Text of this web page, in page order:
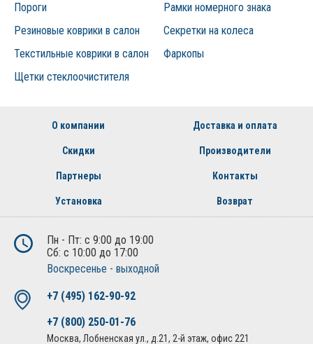
Утеплитель автомобильных двигателей применяется в
условиях агрессивных химических сред. В частности,
техническими жидкостями и топливом
Утеплитель помещается в моторный отсек, где
утеплителя непременно должны входить экологичные
материалы. К тому же, требуется предотвратить
воздухозаборник, обезопасив таким образом легкие
ткань должна быть плотной и без задиров.
двигателя следует использовать для сбережения
тепла под капотом. Эксплуатировать утеплитель,
несоответствующий размерам вашего моторного
отсека не эффективно. Любые щели сделают работу
Функционирование с утеплителем предусматривает
Пороги
Рамки номерного знака
Резиновые коврики в салон
Секретки на колеса
Текстильные коврики в салон
Фаркопы
Щетки стеклоочистителя
О компании Доставка и оплата
Скидки Производители
Партнеры Контакты
Установка Возврат
Пн - Пт: с 9:00 до 19:00
Сб: с 10:00 до 17:00
Воскресенье - выходной
+7 (495) 162-90-92
+7 (800) 250-01-76
Москва, Лобненская ул., д.21, 2-й этаж, офис 221